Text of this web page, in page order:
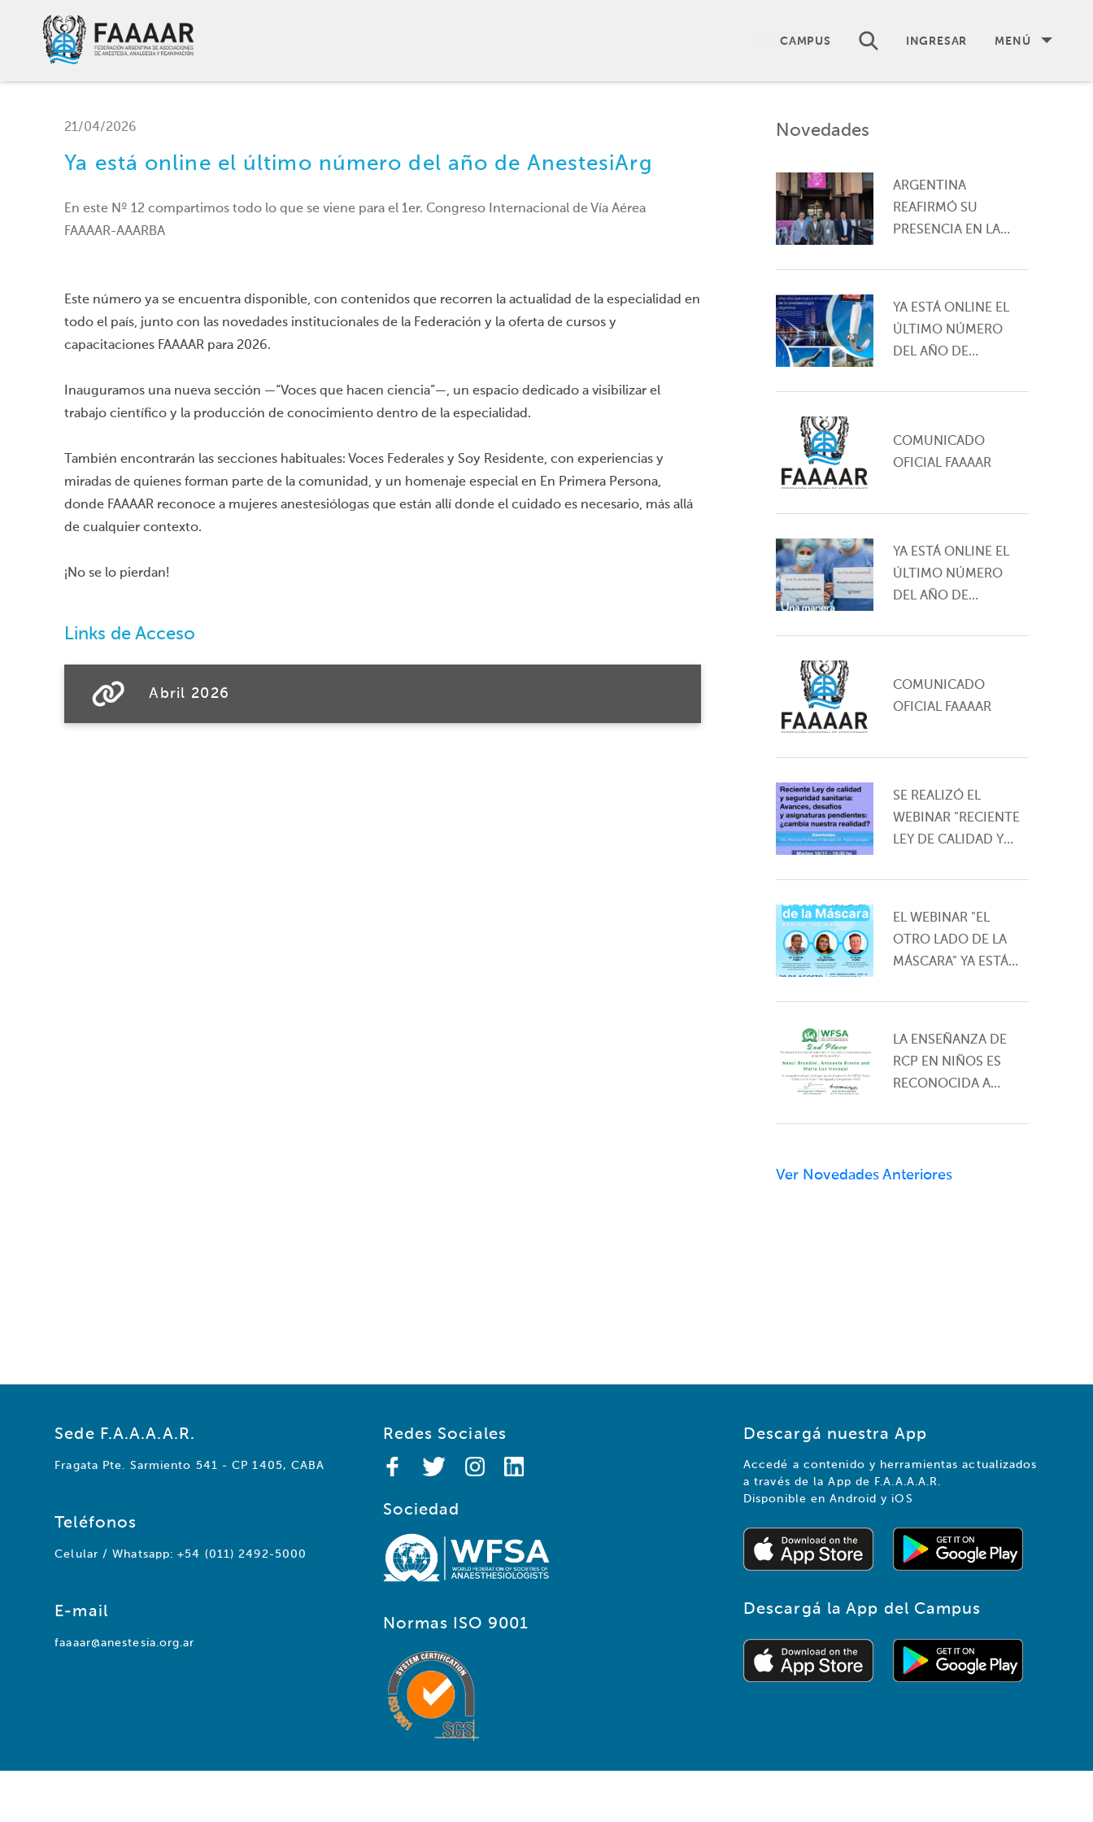
CAMPUS INGRESAR MENÚ
21/04/2026
Ya está online el último número del año de AnestesiArg
En este Nº 12 compartimos todo lo que se viene para el 1er. Congreso Internacional de Vía Aérea
FAAAAR-AAARBA
Este número ya se encuentra disponible, con contenidos que recorren la actualidad de la especialidad en
todo el país, junto con las novedades institucionales de la Federación y la oferta de cursos y
capacitaciones FAAAAR para 2026.
Inauguramos una nueva sección —“Voces que hacen ciencia”—, un espacio dedicado a visibilizar el
trabajo científico y la producción de conocimiento dentro de la especialidad.
También encontrarán las secciones habituales: Voces Federales y Soy Residente, con experiencias y
miradas de quienes forman parte de la comunidad, y un homenaje especial en En Primera Persona,
donde FAAAAR reconoce a mujeres anestesiólogas que están allí donde el cuidado es necesario, más allá
de cualquier contexto.
¡No se lo pierdan!
Links de Acceso
Abril 2026
Novedades
ARGENTINA
REAFIRMÓ SU
PRESENCIA EN LA
MUNDIAL DURANTE
YA ESTÁ ONLINE EL
ÚLTIMO NÚMERO
DEL AÑO DE
COMUNICADO
OFICIAL FAAAAR
YA ESTÁ ONLINE EL
ÚLTIMO NÚMERO
DEL AÑO DE
COMUNICADO
OFICIAL FAAAAR
SE REALIZÓ EL
WEBINAR "RECIENTE
LEY DE CALIDAD Y
SANITARIA. ¿CAMBIA
EL WEBINAR "EL
OTRO LADO DE LA
MÁSCARA" YA ESTÁ
WEB DE FAAAAR
LA ENSEÑANZA DE
RCP EN NIÑOS ES
RECONOCIDA A
Ver Novedades Anteriores
Sede F.A.A.A.A.R.
Fragata Pte. Sarmiento 541 - CP 1405, CABA
Teléfonos
Celular / Whatsapp: +54 (011) 2492-5000
E-mail
faaaar@anestesia.org.ar
Redes Sociales
Sociedad
Normas ISO 9001
Descargá nuestra App
Accedé a contenido y herramientas actualizados
a través de la App de F.A.A.A.A.R.
Disponible en Android y iOS
Descargá la App del Campus